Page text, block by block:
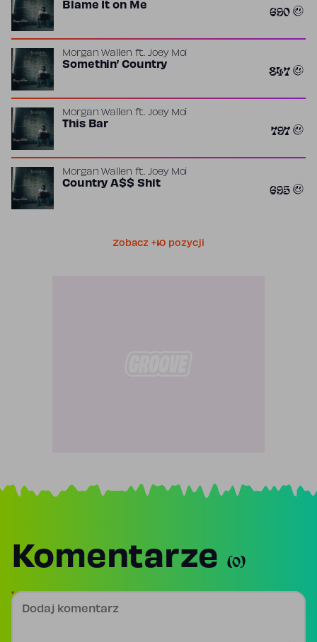
Blame It on Me 690
Morgan Wallen ft.Joey Moi
Somethin’ Country 847
Morgan Wallen ft.Joey Moi
This Bar 797
Morgan Wallen ft.Joey Moi
Country A$$ Shit 695
Zobacz +10 pozycji
Komentarze (0)
Dodaj komentarz